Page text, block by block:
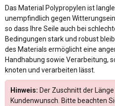
Das Material Polypropylen ist
unempfindlich gegen
so dass Ihre Seile auch bei
Bedingungen stark und robust
des Materials ermöglicht eine
Handhabung sowie Verarbeitung,
knoten und verarbeiten lässt.
Hinweis: Der Zuschnitt der
Kundenwunsch. Bitte beachten